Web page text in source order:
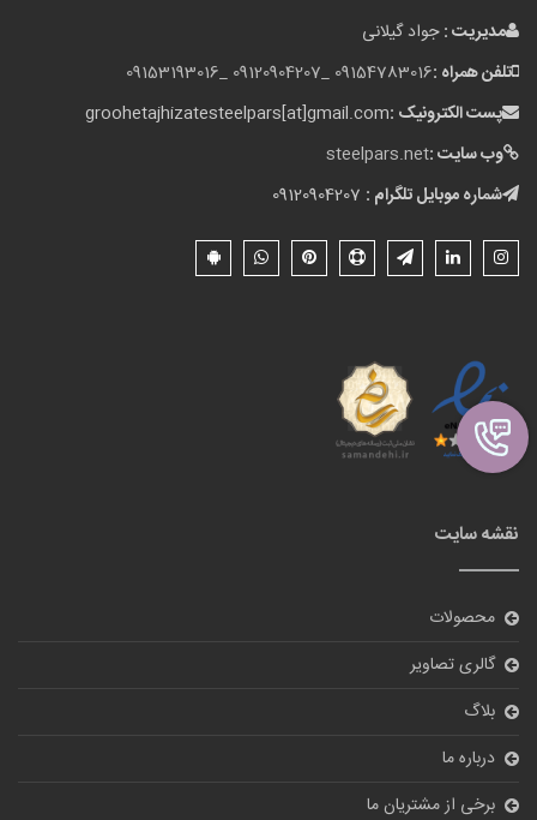
مدیریت :جواد گیلانی
تلفن همراه :09154783016 _
09120904207 _
09153193016
پست الکترونیک :groohetajhizatesteelpars[at]gmail.com
وب سایت :steelpars.net
شماره موبایل تلگرام :
نقشه سایت
محصولات
گالری تصاویر
بلاگ
درباره ما
برخی از مشتریان ما